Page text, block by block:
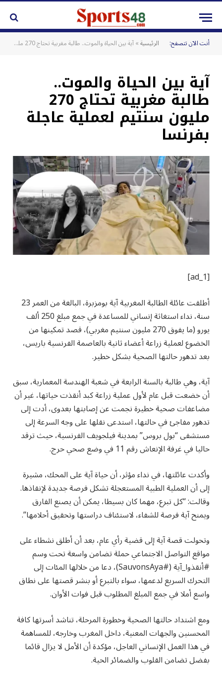
أنت الآن تتصفح: الرئيسية»آية بين الحياة والموت.. طالبة مغربية تحتاج 270 مليون سنتيم لعملية عاجلة بفرنسا
آية بين الحياة والموت..
طالبة مغربية تحتاج 270
مليون سنتيم لعملية عاجلة
بفرنسا
[ad_1]
أطلقت عائلة الطالبة المغربية آية بومزبرة، البالغة من العمر 23
سنة، نداء استغاثة إنساني للمساعدة في جمع مبلغ 250 ألف
يورو (ما يفوق 270 مليون سنتيم مغربي)، قصد تمكينها من
الخضوع لعملية زراعة أعضاء ثانية بالعاصمة الفرنسية باريس،
بعد تدهور حالتها الصحية بشكل خطير.
آية، وهي طالبة بالسنة الرابعة في شعبة الهندسة المعمارية، سبق
أن خضعت قبل عام لأول عملية زراعة كبد أنقذت حياتها، غير أن
مضاعفات صحية خطيرة نجمت عن إصابتها بعدوى، أدت إلى
تدهور مفاجئ في حالتها، استدعى نقلها على وجه السرعة إلى
مستشفى “بول بروس” بمدينة فيلجويف الفرنسية، حيث ترقد
حاليا في غرفة الإنعاش رقم 11 في وضع صحي حرج.
وأكدت عائلتها، في نداء مؤثر، أن حياة آية على المحك، مشيرة
إلى أن العملية الطبية المستعجلة تشكل فرصة جديدة لإنقاذها.
وقالت: “كل تبرع، مهما كان بسيطا، يمكن أن يصنع الفارق
ويمنح آية فرصة للشفاء، لاستئناف دراستها وتحقيق أحلامها”.
وتحولت قصة آية إلى قضية رأي عام، بعد أن أطلق نشطاء على
مواقع التواصل الاجتماعي حملة تضامن واسعة تحت وسم
#أنقذوا_آية (#SauvonsAya)، دعا من خلالها المئات إلى
التحرك السريع لدعمها، سواء بالتبرع أو بنشر قصتها على نطاق
واسع أملا في جمع المبلغ المطلوب قبل فوات الأوان.
ومع اشتداد حالتها الصحية وخطورة المرحلة، تناشد أسرتها كافة
المحسنين والجهات المعنية، داخل المغرب وخارجه، للمساهمة
في هذا العمل الإنساني العاجل، مؤكدة أن الأمل لا يزال قائما
بفضل تضامن القلوب والضمائر الحية.